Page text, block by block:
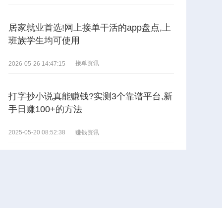
居家就业首选!网上接单干活的app盘点,上
班族学生均可使用
2026-05-26 14:47:15 接单资讯
打字抄小说真能赚钱?实测3个靠谱平台,新
手日赚100+的方法
2025-05-20 08:52:38 赚钱资讯